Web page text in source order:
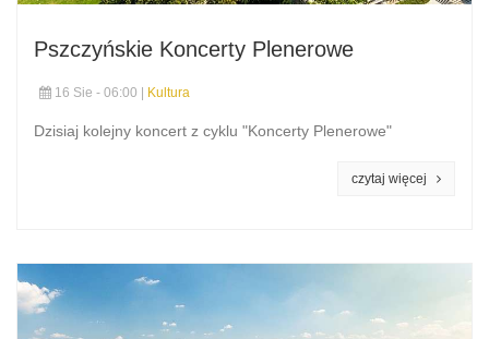
Pszczyńskie Koncerty Plenerowe
16 Sie - 06:00 | Kultura
Dzisiaj kolejny koncert z cyklu "Koncerty Plenerowe"